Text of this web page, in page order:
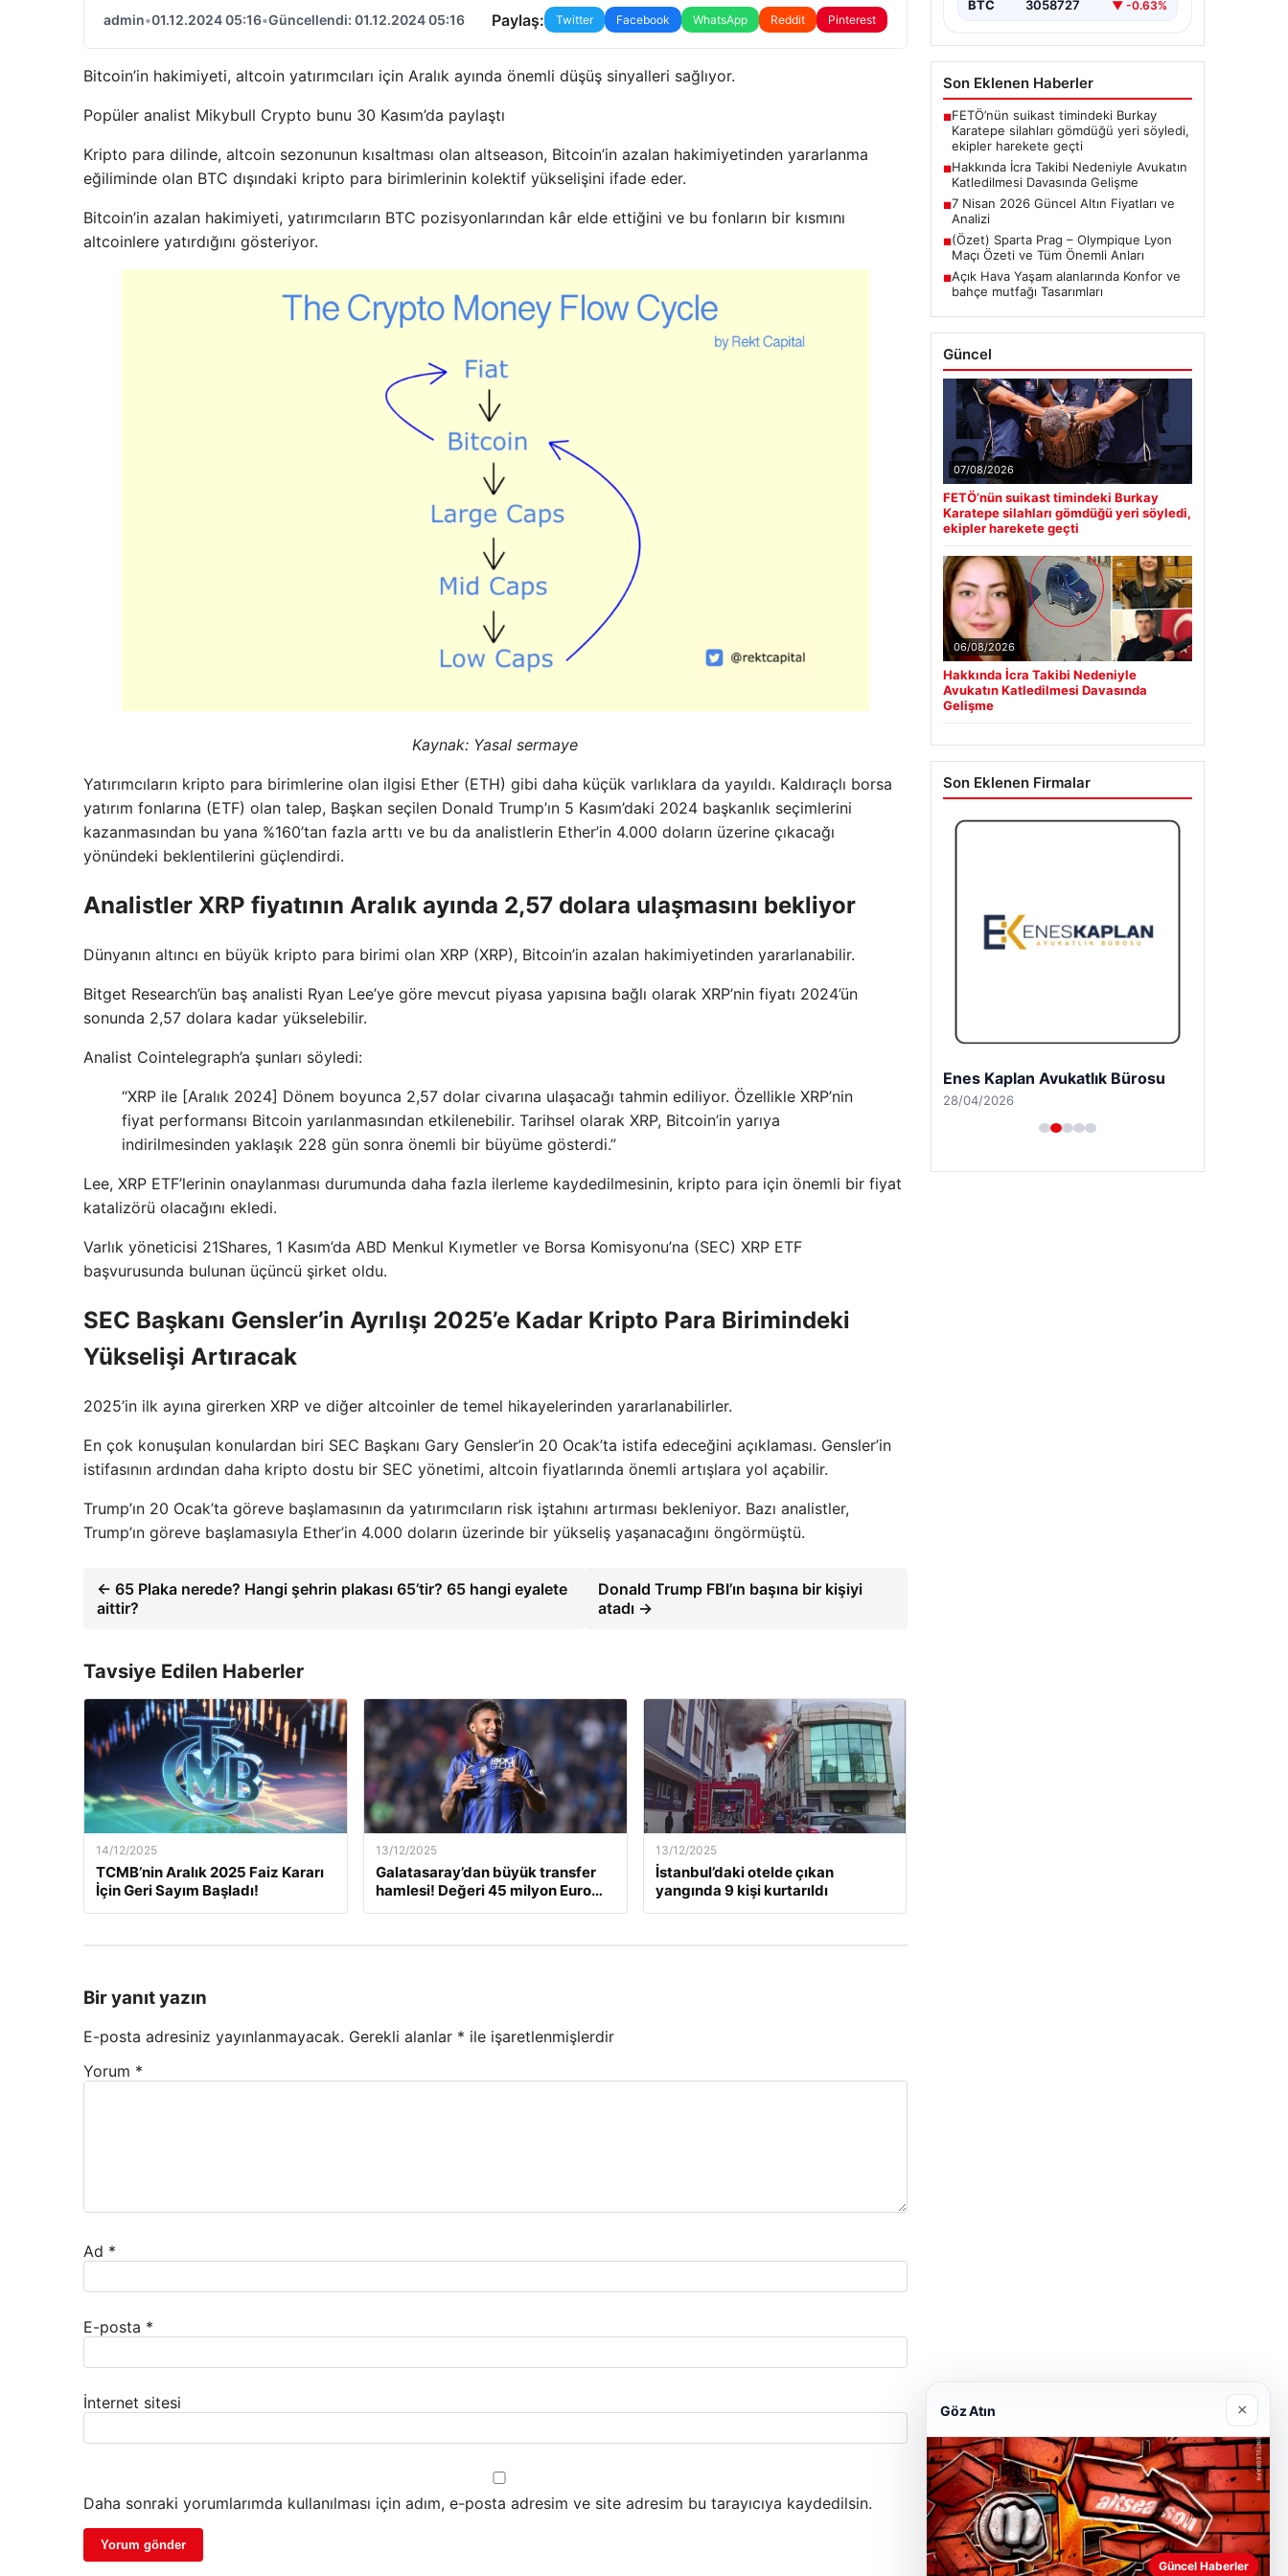
admin•01.12.2024 05:16•Güncellendi: 01.12.2024 05:16 Paylaş: Twitter Facebook WhatsApp Reddit Pinterest
Bitcoin’in hakimiyeti, altcoin yatırımcıları için Aralık ayında önemli düşüş sinyalleri sağlıyor.
Popüler analist Mikybull Crypto bunu 30 Kasım’da paylaştı
Kripto para dilinde, altcoin sezonunun kısaltması olan altseason, Bitcoin’in azalan hakimiyetinden yararlanma
eğiliminde olan BTC dışındaki kripto para birimlerinin kolektif yükselişini ifade eder.
Bitcoin’in azalan hakimiyeti, yatırımcıların BTC pozisyonlarından kâr elde ettiğini ve bu fonların bir kısmını
altcoinlere yatırdığını gösteriyor.
Kaynak: Yasal sermaye
Yatırımcıların kripto para birimlerine olan ilgisi Ether (ETH) gibi daha küçük varlıklara da yayıldı. Kaldıraçlı borsa
yatırım fonlarına (ETF) olan talep, Başkan seçilen Donald Trump’ın 5 Kasım’daki 2024 başkanlık seçimlerini
kazanmasından bu yana %160’tan fazla arttı ve bu da analistlerin Ether’in 4.000 doların üzerine çıkacağı
yönündeki beklentilerini güçlendirdi.
Analistler XRP fiyatının Aralık ayında 2,57 dolara ulaşmasını bekliyor
Dünyanın altıncı en büyük kripto para birimi olan XRP (XRP), Bitcoin’in azalan hakimiyetinden yararlanabilir.
Bitget Research’ün baş analisti Ryan Lee’ye göre mevcut piyasa yapısına bağlı olarak XRP’nin fiyatı 2024’ün
sonunda 2,57 dolara kadar yükselebilir.
Analist Cointelegraph’a şunları söyledi:
“XRP ile [Aralık 2024] Dönem boyunca 2,57 dolar civarına ulaşacağı tahmin ediliyor. Özellikle XRP’nin
fiyat performansı Bitcoin yarılanmasından etkilenebilir. Tarihsel olarak XRP, Bitcoin’in yarıya
indirilmesinden yaklaşık 228 gün sonra önemli bir büyüme gösterdi.”
Lee, XRP ETF’lerinin onaylanması durumunda daha fazla ilerleme kaydedilmesinin, kripto para için önemli bir fiyat
katalizörü olacağını ekledi.
Varlık yöneticisi 21Shares, 1 Kasım’da ABD Menkul Kıymetler ve Borsa Komisyonu’na (SEC) XRP ETF
başvurusunda bulunan üçüncü şirket oldu.
SEC Başkanı Gensler’in Ayrılışı 2025’e Kadar Kripto Para Birimindeki
Yükselişi Artıracak
2025’in ilk ayına girerken XRP ve diğer altcoinler de temel hikayelerinden yararlanabilirler.
En çok konuşulan konulardan biri SEC Başkanı Gary Gensler’in 20 Ocak’ta istifa edeceğini açıklaması. Gensler’in
istifasının ardından daha kripto dostu bir SEC yönetimi, altcoin fiyatlarında önemli artışlara yol açabilir.
Trump’ın 20 Ocak’ta göreve başlamasının da yatırımcıların risk iştahını artırması bekleniyor. Bazı analistler,
Trump’ın göreve başlamasıyla Ether’in 4.000 doların üzerinde bir yükseliş yaşanacağını öngörmüştü.
← 65 Plaka nerede? Hangi şehrin plakası 65’tir? 65 hangi eyalete
aittir?
Donald Trump FBI’ın başına bir kişiyi
atadı →
Tavsiye Edilen Haberler
14/12/2025
TCMB’nin Aralık 2025 Faiz Kararı
İçin Geri Sayım Başladı!
13/12/2025
Galatasaray’dan büyük transfer
hamlesi! Değeri 45 milyon Euro…
13/12/2025
İstanbul’daki otelde çıkan
yangında 9 kişi kurtarıldı
Bir yanıt yazın
E-posta adresiniz yayınlanmayacak. Gerekli alanlar * ile işaretlenmişlerdir
Yorum *
Ad *
E-posta *
İnternet sitesi
Daha sonraki yorumlarımda kullanılması için adım, e-posta adresim ve site adresim bu tarayıcıya kaydedilsin.
BTC 3058727 ▼ -0.63%
Son Eklenen Haberler
■FETÖ’nün suikast timindeki Burkay
Karatepe silahları gömdüğü yeri söyledi,
ekipler harekete geçti
■Hakkında İcra Takibi Nedeniyle Avukatın
Katledilmesi Davasında Gelişme
■7 Nisan 2026 Güncel Altın Fiyatları ve
Analizi
■(Özet) Sparta Prag – Olympique Lyon
Maçı Özeti ve Tüm Önemli Anları
■Açık Hava Yaşam alanlarında Konfor ve
bahçe mutfağı Tasarımları
Güncel
07/08/2026
FETÖ’nün suikast timindeki Burkay
Karatepe silahları gömdüğü yeri söyledi,
ekipler harekete geçti
06/08/2026
Hakkında İcra Takibi Nedeniyle
Avukatın Katledilmesi Davasında
Gelişme
Son Eklenen Firmalar
Enes Kaplan Avukatlık Bürosu
28/04/2026
Göz Atın ×
Güncel Haberler